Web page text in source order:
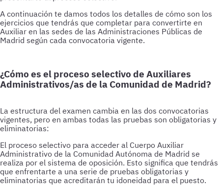
A continuación te damos todos los detalles de cómo son los
ejercicios que tendrás que completar para convertirte en
Auxiliar en las sedes de las Administraciones Públicas de
Madrid según cada convocatoria vigente.
¿Cómo es el proceso selectivo de Auxiliares
Administrativos/as de la Comunidad de Madrid?
La estructura del examen cambia en las dos convocatorias
vigentes, pero en ambas todas las pruebas son obligatorias y
eliminatorias:
El proceso selectivo para acceder al Cuerpo Auxiliar
Administrativo de la Comunidad Autónoma de Madrid se
realiza por el sistema de oposición. Esto significa que tendrás
que enfrentarte a una serie de pruebas obligatorias y
eliminatorias que acreditarán tu idoneidad para el puesto.